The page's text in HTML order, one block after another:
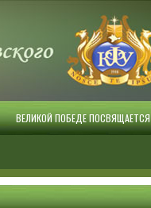
ВЕЛИКОЙ ПОБЕДЕ ПОСВЯЩАЕТСЯ